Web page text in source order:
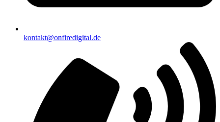
kontakt@onfiredigital.de